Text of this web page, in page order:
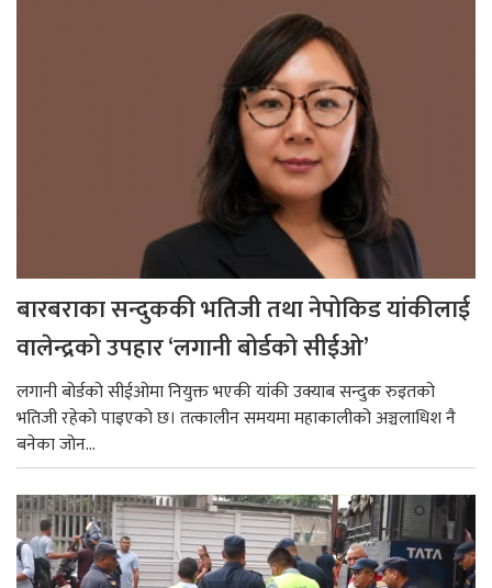
बारबराका सन्दुककी भतिजी तथा नेपोकिड यांकीलाई
वालेन्द्रको उपहार ‘लगानी बोर्डको सीईओ’
लगानी बोर्डको सीईओमा नियुक्त भएकी यांकी उक्याब सन्दुक रुइतको
भतिजी रहेको पाइएको छ। तत्कालीन समयमा महाकालीको अञ्चलाधिश नै
बनेका जोन...